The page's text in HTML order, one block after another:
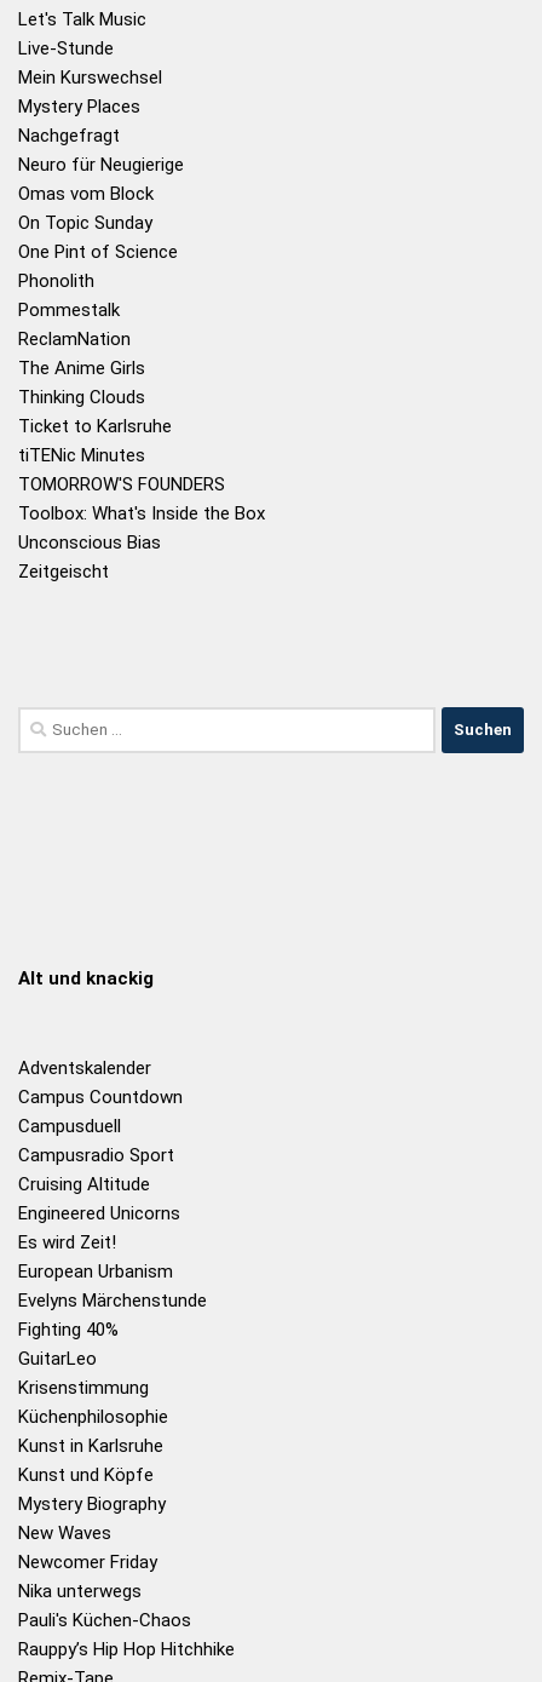
Let's Talk Music
Live-Stunde
Mein Kurswechsel
Mystery Places
Nachgefragt
Neuro für Neugierige
Omas vom Block
On Topic Sunday
One Pint of Science
Phonolith
Pommestalk
ReclamNation
The Anime Girls
Thinking Clouds
Ticket to Karlsruhe
tiTENic Minutes
TOMORROW'S FOUNDERS
Toolbox: What's Inside the Box
Unconscious Bias
Zeitgeischt
Alt und knackig
Adventskalender
Campus Countdown
Campusduell
Campusradio Sport
Cruising Altitude
Engineered Unicorns
Es wird Zeit!
European Urbanism
Evelyns Märchenstunde
Fighting 40%
GuitarLeo
Krisenstimmung
Küchenphilosophie
Kunst in Karlsruhe
Kunst und Köpfe
Mystery Biography
New Waves
Newcomer Friday
Nika unterwegs
Pauli's Küchen-Chaos
Rauppy’s Hip Hop Hitchhike